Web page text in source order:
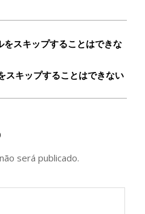
をスキップすることはできな
スキップすることはできない
será publicado.